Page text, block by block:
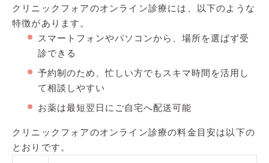
クリニックフォアのオンライン診療には、以下のような
特徴があります。
スマートフォンやパソコンから、場所を選ばず受
診できる
予約制のため、忙しい方でもスキマ時間を活用し
て相談しやすい
お薬は最短翌日にご自宅へ配送可能
クリニックフォアのオンライン診療の料金目安は以下の
とおりです。